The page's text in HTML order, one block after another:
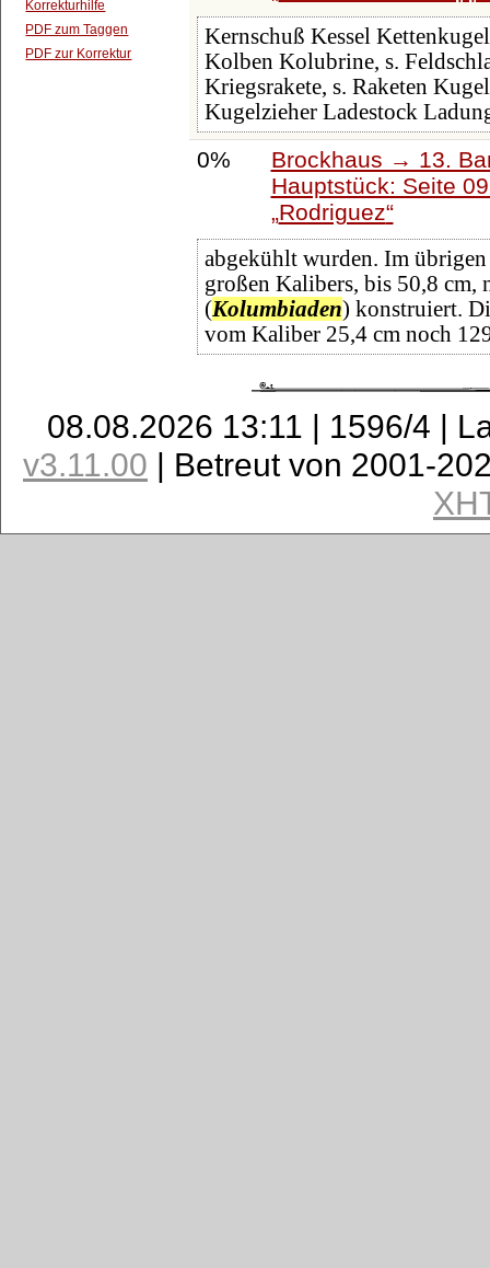
Korrekturhilfe
PDF zum Taggen
PDF zur Korrektur
Kernschuß Kessel
Kolben Kolubrine, s.
Kriegsrakete, s. Raketen
Kugelzieher Ladestock
0%
Brockhaus → 13.
Hauptstück: Seite
Rodriguez
abgekühlt wurden. Im
großen Kalibers, bis 50,8 cm,
(Kolumbiaden) konstruiert.
vom Kaliber 25,4 cm noch
08.08.2026 13:11 | 1596/4 |
v3.11.00 | Betreut von 2001-